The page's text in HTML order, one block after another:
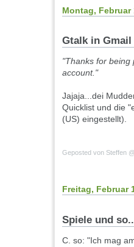
Montag, Februar
Gtalk in Gmail
"Thanks for being
account."
Jajaja...dei
Quicklist und die
(US) eingestellt).
Geposted von Steffen @
Freitag, Februar
Spiele und
C. so: "Ich mag